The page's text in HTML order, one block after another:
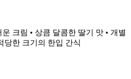
크림 • 상큼 달콤한 딸기 맛 • 개별
당한 크기의 한입 간식